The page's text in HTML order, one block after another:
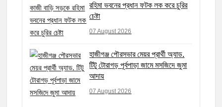
রহিমা ভবনের প্রধান ফটক লক করে চুরির
চেষ্টা
07 August 2026
হাজীগঞ্জ পৌরসভার মেয়র প্রার্থী অ্যাড.
টিটু টোরাগড় পূর্বপাড়া জামে মসজিদে জুমা
আদায়
07 August 2026